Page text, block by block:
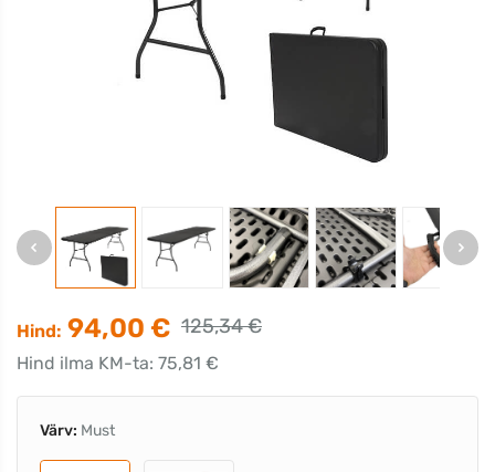
Hind: 94,00 € 125,34 €
Hind ilma KM-ta: 75,81 €
Värv: Must